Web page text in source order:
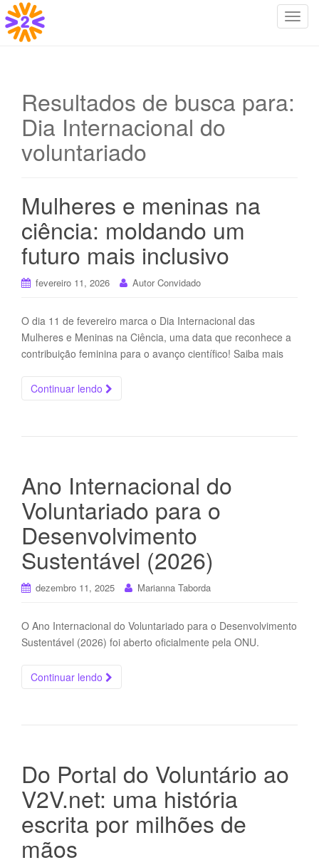
T
e
Resultados de busca para:
Dia Internacional do
voluntariado
Mulheres e meninas na
ciência: moldando um
futuro mais inclusivo
fevereiro 11, 2026 Autor Convidado
O dia 11 de fevereiro marca o Dia Internacional das
Mulheres e Meninas na Ciência, uma data que reconhece a
contribuição feminina para o avanço científico! Saiba mais
Continuar lendo
Ano Internacional do
Voluntariado para o
Desenvolvimento
Sustentável (2026)
dezembro 11, 2025 Marianna Taborda
O Ano Internacional do Voluntariado para o Desenvolvimento
Sustentável (2026) foi aberto oficialmente pela ONU.
Continuar lendo
Do Portal do Voluntário ao
V2V.net: uma história
escrita por milhões de
mãos